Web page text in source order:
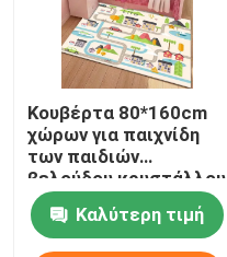
Κουβέρτα 80*160cm
χώρων για παιχνίδη
των παιδιών
βελούδου κρυστάλλου
τάπητας δωματίων
παιχνιδιώνΚαλύτερη τιμή